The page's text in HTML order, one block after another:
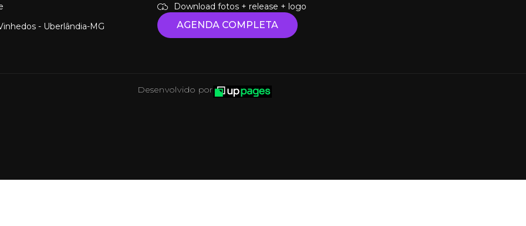
- Uberlândia-MG
Download fotos + release + logo
AGENDA COMPLETA
Desenvolvido por